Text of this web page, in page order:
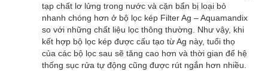
tạp chất lơ lửng trong nước và cặn bẩn bị loại bỏ
nhanh chóng hơn ở bộ lọc kép Filter Ag – Aquamandix
so với những chất liệu lọc thông thường. Như vậy, khi
kết hợp bộ lọc kép được cấu tạo từ Ag này, tuổi thọ
của các bộ lọc sau sẽ tăng cao hơn và thời gian để hệ
thống sục rửa tự động cũng được rút ngắn hơn nhiều.